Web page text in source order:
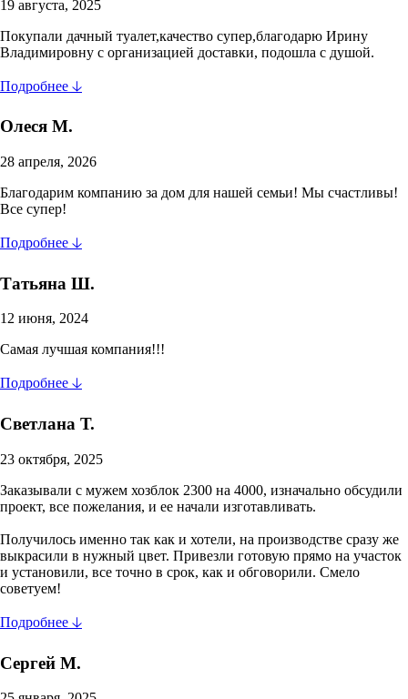
19 августа, 2025
Покупали дачный туалет,качество супер,благодарю Ирину
Владимировну с организацией доставки, подошла с душой.
Подробнее 🡣
Олеся М.
28 апреля, 2026
Благодарим компанию за дом для нашей семьи! Мы счастливы!
Все супер!
Подробнее 🡣
Татьяна Ш.
12 июня, 2024
Самая лучшая компания!!!
Подробнее 🡣
Светлана Т.
23 октября, 2025
Заказывали с мужем хозблок 2300 на 4000, изначально обсудили
проект, все пожелания, и ее начали изготавливать.
Получилось именно так как и хотели, на производстве сразу же
выкрасили в нужный цвет. Привезли готовую прямо на участок
и установили, все точно в срок, как и обговорили. Смело
советуем!
Подробнее 🡣
Сергей М.